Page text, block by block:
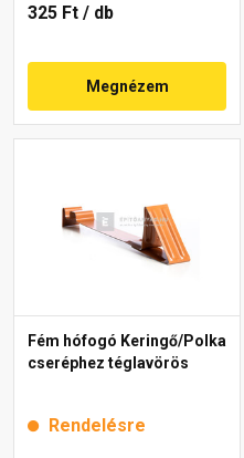
325 Ft / db
Megnézem
Fém hófogó Keringő/Polka
cseréphez téglavörös
Rendelésre